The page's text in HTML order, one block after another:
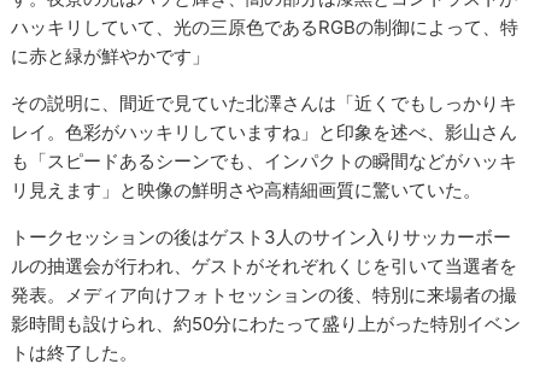
ハッキリしていて、光の三原色であるRGBの制御によって、特
に赤と緑が鮮やかです」
その説明に、間近で見ていた北澤さんは「近くでもしっかりキ
レイ。色彩がハッキリしていますね」と印象を述べ、影山さん
も「スピードあるシーンでも、インパクトの瞬間などがハッキ
リ見えます」と映像の鮮明さや高精細画質に驚いていた。
トークセッションの後はゲスト3人のサイン入りサッカーボー
ルの抽選会が行われ、ゲストがそれぞれくじを引いて当選者を
発表。メディア向けフォトセッションの後、特別に来場者の撮
影時間も設けられ、約50分にわたって盛り上がった特別イベン
トは終了した。